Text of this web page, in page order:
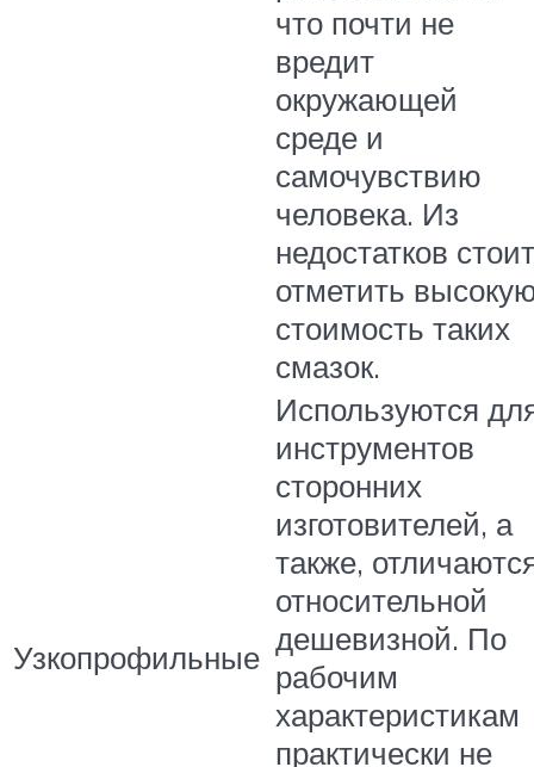
что почти не
вредит
окружающей
среде и
самочувствию
человека. Из
недостатков стоит
отметить
стоимость таких
смазок.
Узкопрофильные
Используются
инструментов
сторонних
изготовителей, а
также,
относительной
дешевизной. По
рабочим
характеристикам
практически не